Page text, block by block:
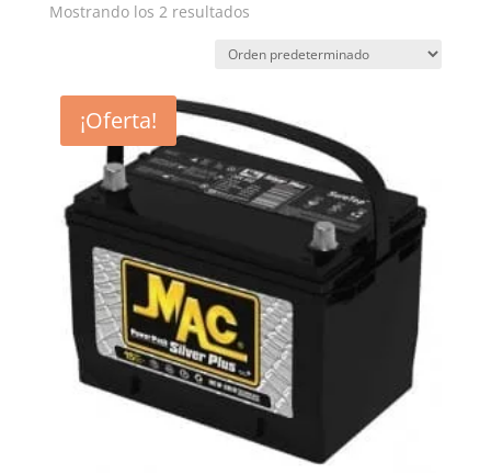
Mostrando los 2 resultados
¡Oferta!